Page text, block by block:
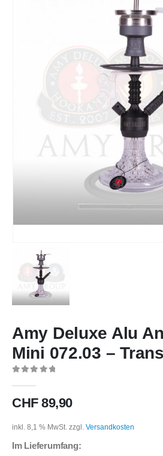
Amy Deluxe Alu
Mini 072.03 –
CHF89,90
inkl. 8,1 % MwSt. zzgl. Versandkosten
Im Lieferumfang: